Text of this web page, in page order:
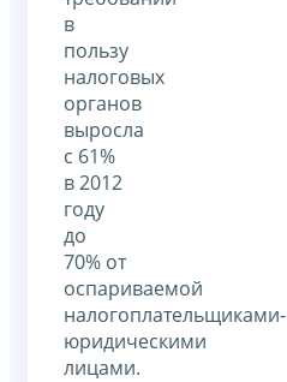
в
пользу
налоговых
органов
выросла
с 61%
в 2012
году
до
70% от
оспариваемой
налогоплательщиками-
юридическими
лицами.